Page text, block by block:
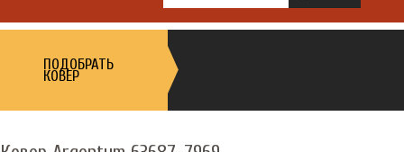
ПОДОБРАТЬ
КОВЕР